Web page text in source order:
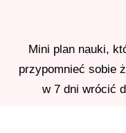
Mini plan nauki,
przypomnieć sobie
w 7 dni wrócić